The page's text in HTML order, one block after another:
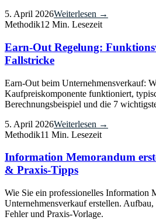
5. April 2026Weiterlesen →
Methodik12 Min. Lesezeit
Earn-Out Regelung:
Fallstricke
Earn-Out beim Unternehmensverkauf:
Kaufpreiskomponente funktioniert,
Berechnungsbeispiel und die 7
5. April 2026Weiterlesen →
Methodik11 Min. Lesezeit
Information Memorandum
& Praxis-Tipps
Wie Sie ein professionelles Information
Unternehmensverkauf erstellen.
Fehler und Praxis-Vorlage.